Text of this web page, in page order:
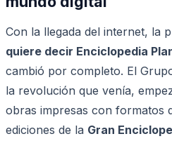
Con la llegada del internet, la
quiere decir Enciclopedia
cambió por completo. El
la revolución que venía,
obras impresas con formatos
ediciones de la Gran